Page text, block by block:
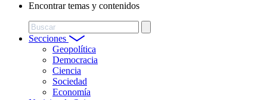
Encontrar temas y contenidos
Buscar
Secciones
Geopolítica
Democracia
Ciencia
Sociedad
Economía